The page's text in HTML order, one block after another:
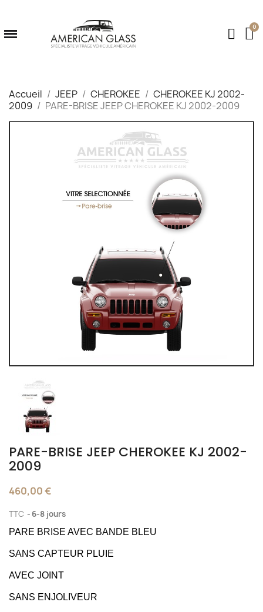
Accueil JEEP CHEROKEE
CHEROKEE KJ 2002-
2009
PARE-BRISE JEEP CHEROKEE KJ 2002-2009
PARE-BRISE JEEP CHEROKEE KJ 2002-
2009
460,00 €
TTC 6-8 jours
PARE BRISE AVEC BANDE BLEU
SANS CAPTEUR PLUIE
AVEC JOINT
SANS ENJOLIVEUR